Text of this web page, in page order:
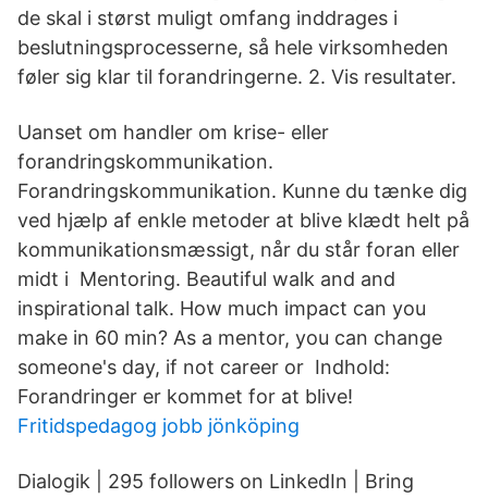
de skal i størst muligt omfang inddrages i
beslutningsprocesserne, så hele virksomheden
føler sig klar til forandringerne. 2. Vis resultater.
Uanset om handler om krise- eller
forandringskommunikation.
Forandringskommunikation. Kunne du tænke dig
ved hjælp af enkle metoder at blive klædt helt på
kommunikationsmæssigt, når du står foran eller
midt i Mentoring. Beautiful walk and and
inspirational talk. How much impact can you
make in 60 min? As a mentor, you can change
someone's day, if not career or Indhold:
Forandringer er kommet for at blive!
Fritidspedagog jobb jönköping
Dialogik | 295 followers on LinkedIn | Bring